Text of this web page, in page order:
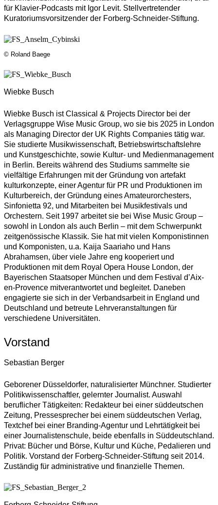
für Klavier-Podcasts mit Igor Levit. Stellvertretender
Kuratoriumsvorsitzender der Forberg-Schneider-Stiftung.
© Roland Baege
Wiebke Busch
Wiebke Busch ist Classical & Projects Director bei der
Verlagsgruppe Wise Music Group, wo sie bis 2025 in London
als Managing Director der UK Rights Companies tätig war.
Sie studierte Musikwissenschaft, Betriebswirt­schaftslehre
und Kunstgeschichte, sowie Kultur- und Medienmanagement
in Berlin. Bereits während des Studiums sammelte sie
vielfältige Erfahrungen mit der Gründung von artefakt
kulturkonzepte, einer Agentur für PR und Produktionen im
Kulturbereich, der Gründung eines Amateurorchesters,
Sinfonietta 92, und Mitarbeiten bei Musikfestivals und
Orchestern. Seit 1997 arbeitet sie bei Wise Music Group –
sowohl in London als auch Berlin – mit dem Schwerpunkt
zeitgenössische Klassik. Sie hat mit vielen Komponistinnen
und Komponisten, u.a. Kaija Saariaho und Hans
Abrahamsen, über viele Jahre eng kooperiert und
Produktionen mit dem Royal Opera House London, der
Bayerischen Staatsoper München und dem Festival d’Aix-
en-Provence mitverantwortet und begleitet. Daneben
engagierte sie sich in der Verbandsarbeit in England und
Deutschland und betreute Lehrveranstaltungen für
verschiedene Universitäten.
Vorstand
Sebastian Berger
Geborener Düsseldorfer, naturalisierter Münchner. Studierter
Politikwissenschaftler, gelernter Journalist. Auswahl
beruflicher Tätigkeiten: Redakteur bei einer süddeutschen
Zeitung, Pressesprecher bei einem süddeutschen Verlag,
Textchef bei einer Branding-Agentur und Lehrtätigkeit bei
einer Journalistenschule, beide ebenfalls in Süddeutschland.
Privat: Bücher und Börse, Kultur und Küche, Pedalieren und
Politik. Vorstand der Forberg-Schneider-Stiftung seit 2014.
Zuständig für administrative und finanzielle Themen.